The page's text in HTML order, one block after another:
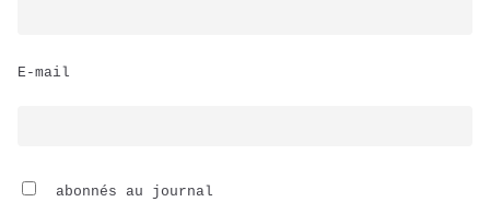
iE-mail
abonnés au journal